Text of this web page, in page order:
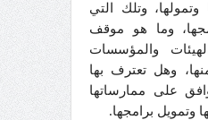
وتلك التي
وما هو موقف
والمؤسسات
منها، وهل تعترف بها
على ممارساتها
وتمويل برامجها.